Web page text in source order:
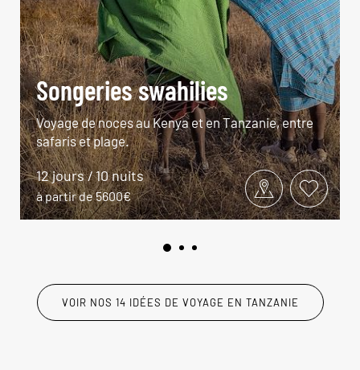
Songeries swahilies
Voyage de noces au Kenya et en Tanzanie, entre
safaris et plage.
12 jours / 10 nuits
à partir de 5600€
VOIR NOS 14 IDÉES DE VOYAGE EN TANZANIE